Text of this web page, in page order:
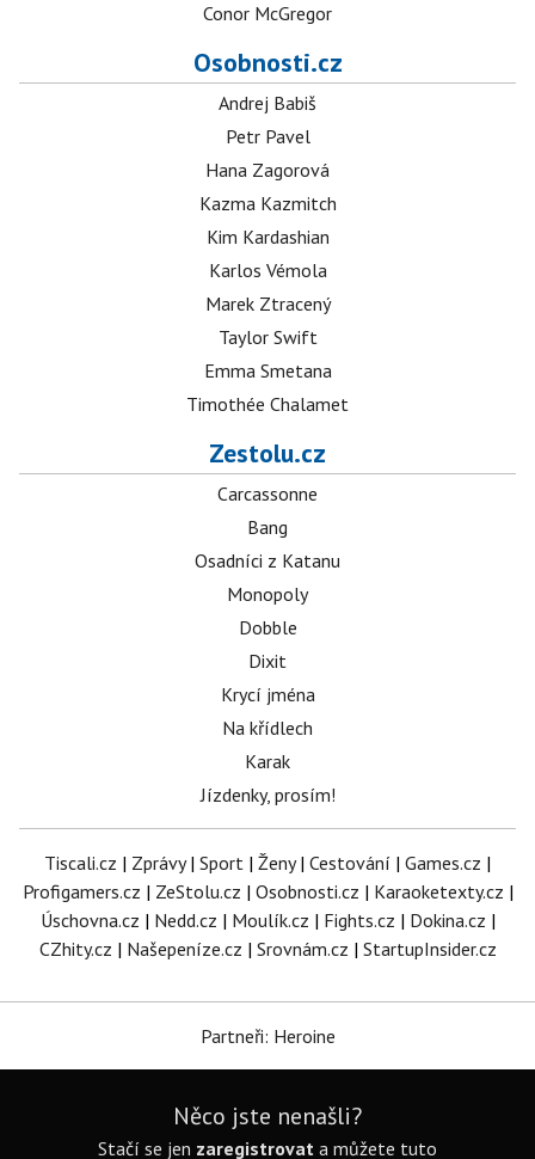
Conor McGregor
Osobnosti.cz
Andrej Babiš
Petr Pavel
Hana Zagorová
Kazma Kazmitch
Kim Kardashian
Karlos Vémola
Marek Ztracený
Taylor Swift
Emma Smetana
Timothée Chalamet
Zestolu.cz
Carcassonne
Bang
Osadníci z Katanu
Monopoly
Dobble
Dixit
Krycí jména
Na křídlech
Karak
Jízdenky, prosím!
Tiscali.cz | Zprávy| Sport | Ženy| Cestování | Games.cz |
Profigamers.cz | ZeStolu.cz | Osobnosti.cz | Karaoketexty.cz |
Úschovna.cz | Nedd.cz | Moulík.cz | Fights.cz | Dokina.cz |
CZhity.cz | Našepeníze.cz | Srovnám.cz | StartupInsider.cz
Partneři: Heroine
Něco jste nenašli?
Stačí se jen zaregistrovat a můžete tuto